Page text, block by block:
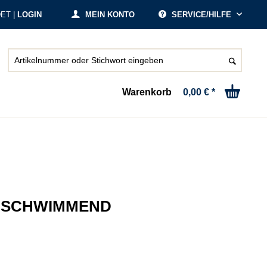
SERVICE/HILFE
MEIN KONTO
| LOGIN
Warenkorb 0,00 € *